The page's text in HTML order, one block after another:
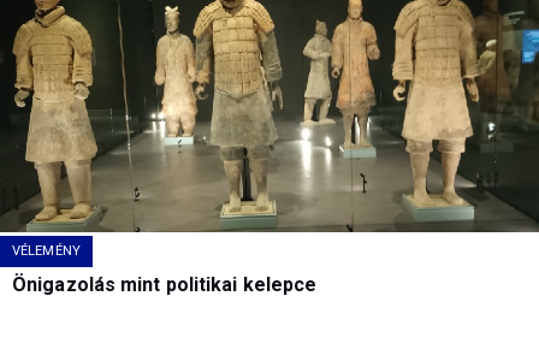
VÉLEMÉNY
Önigazolás mint politikai kelepce